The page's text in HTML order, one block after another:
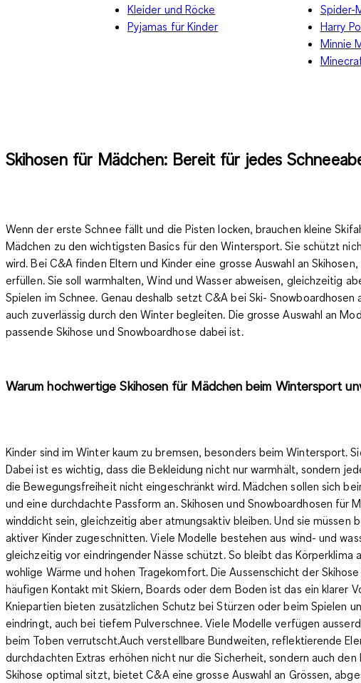
Kleider und Röcke
Pyjamas für Kinder
Spider-
Harry
Minnie
Skihosen für Mädchen: Bereit für jedes
Wenn der erste Schnee fällt und die Pisten locken, brauchen kleine
Mädchen zu denwichtigsten Basics für den Wintersport. Sie schützt
wird. Bei C&A finden Eltern und Kinder eine grosse Auswahl an
erfüllen. Sie soll warmhalten,Wind und Wasser abweisen, gleichzeitig
Spielen im Schnee. Genau deshalb setzt C&A bei Ski-
auch zuverlässig durch den Winter begleiten. Die grosse Auswahl an
passende Skihose und Snowboardhose dabei ist.
Warum hochwertige Skihosen für Mädchen beim Wintersport
Kinder sind im Winter kaum zu bremsen, besonders beim Wintersport.
Dabei ist es wichtig, dass die Bekleidung nicht nur warmhält, sondern
die Bewegungsfreiheit nicht eingeschränkt wird. Mädchen sollen sich
und eine durchdachte Passform an. Skihosen und Snowboardhosen
winddichtsein, gleichzeitig aber atmungsaktiv bleiben. Und sie müssen
aktiver Kinder zugeschnitten. Viele Modelle bestehen aus wind- und
gleichzeitig vor eindringender Nässe schützt. So bleibt das
wohlige Wärme und hohen Tragekomfort. Die Aussenschicht der
häufigen Kontakt mit Skiern, Boards oder dem Boden ist das ein
Kniepartien bieten zusätzlichen Schutz bei Stürzen oder beim Spielen
eindringt, auch bei tiefem Pulverschnee. Viele Modelle verfügen
beim Toben verrutscht.Auch verstellbare Bundweiten,reflektierende
durchdachten Extras erhöhen nicht nur die Sicherheit, sondern auch
Skihose optimal sitzt, bietet C&A einegrosse Auswahl an Grössen,